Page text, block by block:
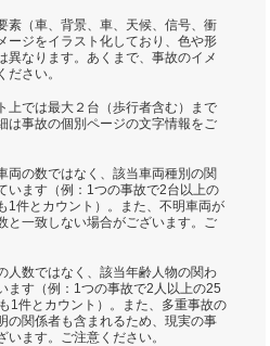
素（車、背景、車、天候、信号、衝
ージをイラスト化しており、色や形
異なります。あくまで、事故のイメ
さい。
上では最大２台（歩行者含む）まで
は事故の個別ページの文字情報をご
両の数ではなく、該当車両種別の関
います（例：1つの事故で2台以上の
1件とカウント）。また、不明車両が
と一致しない場合がございます。ご
人数ではなく、該当年齢人物の関わ
ます（例：1つの事故で2人以上の25
1件とカウント）。また、多重事故の
の関係者も含まれるため、現実の事
ます。ご注意ください。